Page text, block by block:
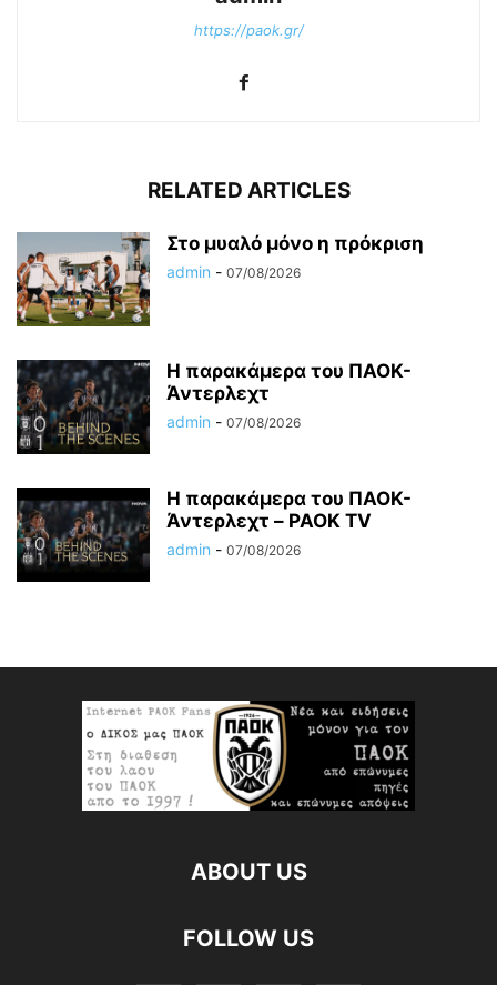
https://paok.gr/
RELATED ARTICLES
Στο μυαλό μόνο η πρόκριση
admin - 07/08/2026
Η παρακάμερα του ΠΑΟΚ-
Άντερλεχτ
admin - 07/08/2026
Η παρακάμερα του ΠΑΟK-
Άντερλεχτ – PAOK TV
admin - 07/08/2026
ABOUT US
FOLLOW US